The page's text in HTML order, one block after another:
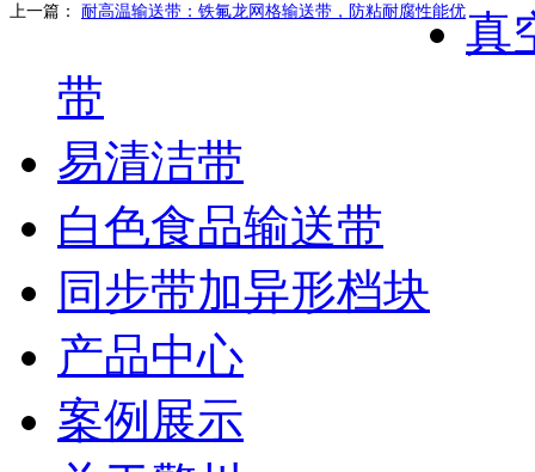
上一篇： 耐高温输送带：铁氟龙网格输送带，防粘耐腐性能优真
带
易清洁带
白色食品输送带
同步带加异形档块
产品中心
案例展示